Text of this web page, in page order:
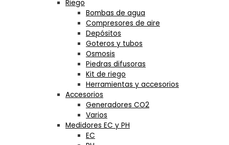
Riego
Bombas de agua
Compresores de aire
Depósitos
Goteros y tubos
Osmosis
Piedras difusoras
Kit de riego
Herramientas y accesorios
Accesorios
Generadores CO2
Varios
Medidores EC y PH
EC